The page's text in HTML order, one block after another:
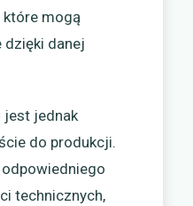
które mogą
danej
jest jednak
do produkcji.
technicznych,